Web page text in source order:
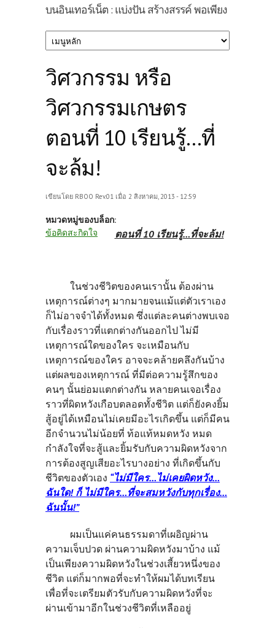
บนอินเทอร์เน็ต : แบ่งปัน สร้างสรรค์ พอเพียง
วิศวกรรม หรือ
วิศวกรรมเกษตร
ตอนที่ 10 เรียนรู้…ที่
จะล้ม!
เขียนโดย RBOO Rev.01 เมื่อ 2 สิงหาคม, 2013 - 12:59
หมวดหมู่ของบล็อก:
ข้อคิดสะกิดใจ
ตอนที่10 เรียนรู้…ที่จะล้ม!
ในช่วงชีวิตของคนเรานั้น ต้องผ่าน
เหตุการณ์ต่างๆ มากมายจนแม้แต่ตัวเราเอง
ก็ไม่อาจจำได้ทั้งหมด ซึ่งแต่ละคนต่างพบเจอ
กับเรื่องราวที่แตกต่างกันออกไป ไม่มี
เหตุการณ์ใดของใคร จะเหมือนกับ
เหตุการณ์ของใคร อาจจะคล้ายคลึงกันบ้าง
แต่ผลของเหตุการณ์ ที่มีต่อความรู้สึกของ
คนๆ นั้นย่อมแตกต่างกัน หลายคนเจอเรื่อง
ราวที่ผิดหวังเกือบตลอดทั้งชีวิต แต่ก็ยังคงยิ้ม
สู้อยู่ได้เหมือนไม่เคยมีอะไรเกิดขึ้น แต่ก็มีคน
อีกจำนวนไม่น้อยที่ ท้อแท้หมดหวัง หมด
กำลังใจที่จะสู้และยิ้มรับกับความผิดหวังจาก
การต้องสูญเสียอะไรบางอย่าง ที่เกิดขึ้นกับ
ชีวิตของตัวเอง “ไม่มีใคร…ไม่เคยผิดหวัง…
ฉันใด! ก็ ไม่มีใคร…ที่จะสมหวังกับทุกเรื่อง…
ฉันนั้น!”
ผมเป็นแค่คนธรรมดาที่เผอิญผ่าน
ความเจ็บปวด ผ่านความผิดหวังมาบ้าง แม้
เป็นเพียงความผิดหวังในช่วงเสี้ยวหนึ่งของ
ชีวิต แต่ก็มากพอที่จะทำให้ผมได้บทเรียน
เพื่อที่จะเตรียมตัวรับกับความผิดหวังที่จะ
ผ่านเข้ามาอีกในช่วงชีวิตที่เหลืออยู่